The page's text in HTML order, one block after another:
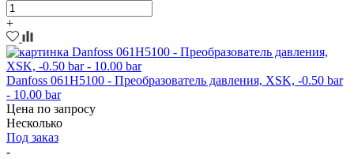
+
Danfoss 061H5100 - Преобразователь давления, XSK, -0.50 bar
- 10.00 bar
Цена по запросу
Несколько
Под заказ
-